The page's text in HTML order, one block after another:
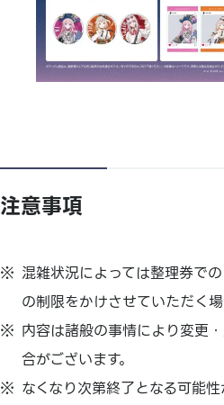
注意事項
混雑状況によっては整理券で
の制限をかけさせていただく場
内容は諸般の事情により変更
合がございます。
なくなり次第終了となる可能